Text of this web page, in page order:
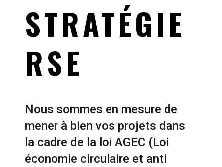
STRATÉGIE
RSE
Nous sommes en mesure de
mener à bien vos projets dans
la cadre de la loi AGEC (Loi
économie circulaire et anti